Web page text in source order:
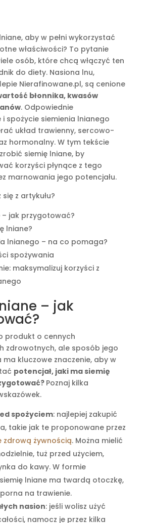
aby w pełni wykorzystać
właściwości? To pytanie
osób, które chcą włączyć ten
do diety. Nasiona lnu,
Nierafinowane.pl, są cenione
błonnika, kwasów
. Odpowiednie
spożycie siemienia lnianego
układ trawienny, sercowo-
hormonalny. W tym tekście
siemię lniane, by
korzyści płynące z tego
marnowania jego potencjału.
z artykułu?
– jak przygotować?
lniane?
lnianego – na co pomaga?
spożywania
maksymalizuj korzyści z
– jak
produkt o cennych
zdrowotnych, ale sposób jego
kluczowe znaczenie, aby w
potencjał, jaki ma siemię
Poznaj kilka
spożyciem: najlepiej zakupić
takie jak te proponowane przez
zdrową żywnością. Można mielić
tuż przed użyciem,
do kawy. W formie
lniane ma twardą otoczkę,
na trawienie.
nasion: jeśli wolisz użyć
namocz je przez kilka